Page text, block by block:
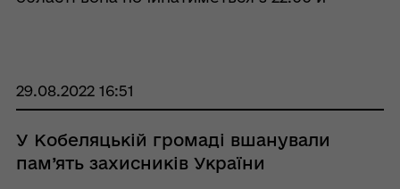
відповідне рішення. Пита ...
29.08.2022 16:51
У Кобеляцькій громаді вшанували
пам’ять захисників України